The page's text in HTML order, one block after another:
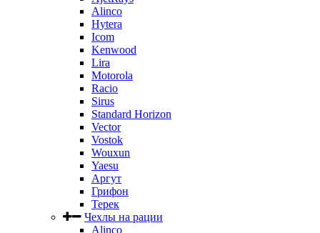
Alinco
Hytera
Icom
Kenwood
Lira
Motorola
Racio
Sirus
Standard Horizon
Vector
Vostok
Wouxun
Yaesu
Аргут
Грифон
Терек
Чехлы на рации
Alinco